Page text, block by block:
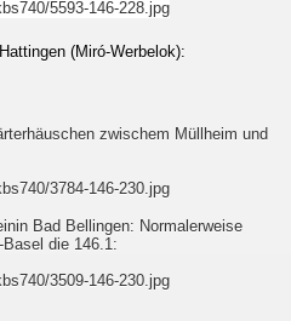
en (Miró-Werbelok):
zwischem Müllheim und
Bad Bellingen: Normalerweise
die 146.1: